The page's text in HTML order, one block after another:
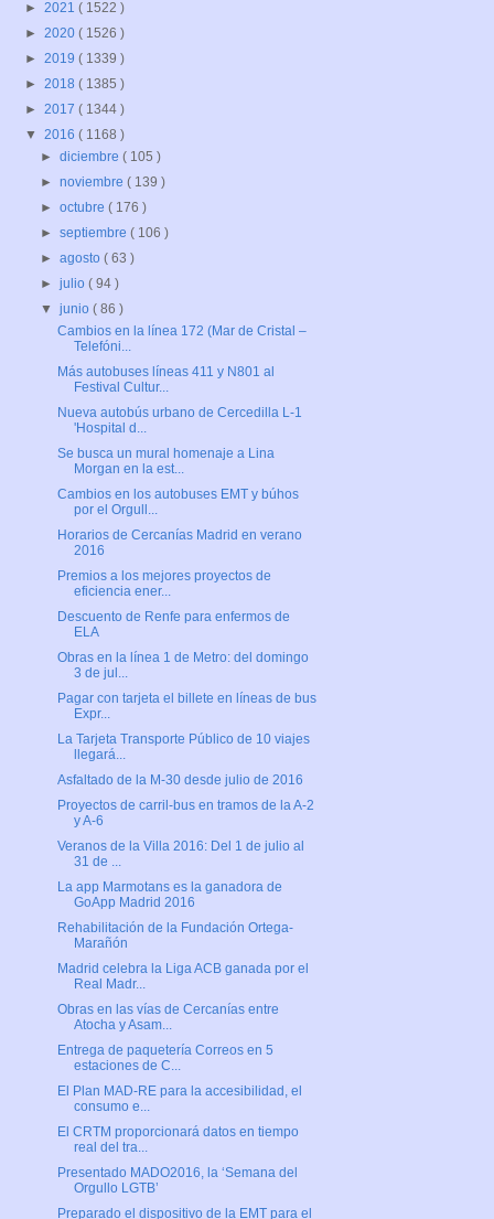
► 2021 ( 1522 )
► 2020 ( 1526 )
► 2019 ( 1339 )
► 2018 ( 1385 )
► 2017 ( 1344 )
▼ 2016 ( 1168 )
►diciembre( 105 )
►noviembre( 139 )
►octubre( 176 )
►septiembre( 106 )
►agosto( 63 )
►julio( 94 )
▼junio( 86 )
Cambios en la línea 172 (Mar de Cristal –
Telefóni...
Más autobuses líneas 411 y N801 al
Festival Cultur...
Nueva autobús urbano de Cercedilla L-1
'Hospital d...
Se busca un mural homenaje a Lina
Morgan en la est...
Cambios en los autobuses EMT y búhos
por el Orgull...
Horarios de Cercanías Madrid en verano
2016
Premios a los mejores proyectos de
eficiencia ener...
Descuento de Renfe para enfermos de
ELA
Obras en la línea 1 de Metro: del domingo
3 de jul...
Pagar con tarjeta el billete en líneas de bus
Expr...
La Tarjeta Transporte Público de 10 viajes
llegará...
Asfaltado de la M-30 desde julio de 2016
Proyectos de carril-bus en tramos de la A-2
y A-6
Veranos de la Villa 2016: Del 1 de julio al
31 de ...
La app Marmotans es la ganadora de
GoApp Madrid 2016
Rehabilitación de la Fundación Ortega-
Marañón
Madrid celebra la Liga ACB ganada por el
Real Madr...
Obras en las vías de Cercanías entre
Atocha y Asam...
Entrega de paquetería Correos en 5
estaciones de C...
El Plan MAD-RE para la accesibilidad, el
consumo e...
El CRTM proporcionará datos en tiempo
real del tra...
Presentado MADO2016, la ‘Semana del
Orgullo LGTB’
Preparado el dispositivo de la EMT para el